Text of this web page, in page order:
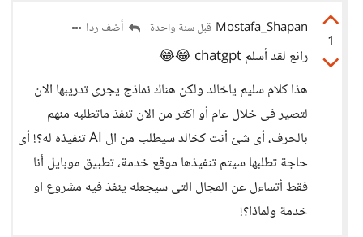
1
Mostafa_Shapan قبل سنة واحدة أضف ردا
رائع لقد أسلم chatgpt 😂😂
هذا كلام سليم ياخالد ولكن هناك نماذج يجرى تدريبها الان
لتصير فى خلال عام أو اكثر من الان تنفذ ماتطلبه منهم
بالحرف، أى شئ أنت كخالد سيطلب من ال AI تنفيذه له؟! أى
حاجة تطلبها سيتم تنفيذها موقع خدمة، تطبيق موبايل أنا
فقط أتساءل عن المجال التى سيجعله ينفذ فيه مشروع او
خدمة ولماذا؟!